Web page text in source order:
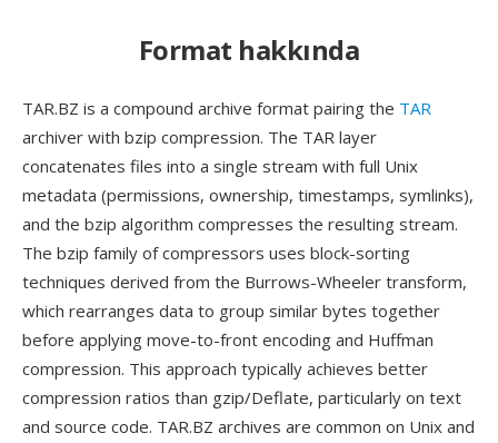
Format hakkında
TAR.BZ is a compound archive format pairing the TAR
archiver with bzip compression. The TAR layer
concatenates files into a single stream with full Unix
metadata (permissions, ownership, timestamps, symlinks),
and the bzip algorithm compresses the resulting stream.
The bzip family of compressors uses block-sorting
techniques derived from the Burrows-Wheeler transform,
which rearranges data to group similar bytes together
before applying move-to-front encoding and Huffman
compression. This approach typically achieves better
compression ratios than gzip/Deflate, particularly on text
and source code. TAR.BZ archives are common on Unix and